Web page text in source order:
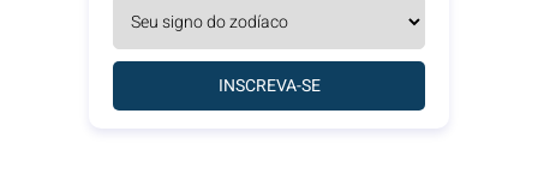
INSCREVA-SE